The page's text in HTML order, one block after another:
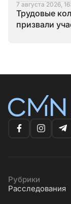
7 августа 2026,
Трудовые
призвали
Рубрики
Расследования